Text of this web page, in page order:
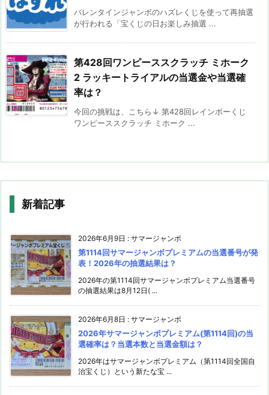
バレンタインジャンボのハズレくじを使って再抽選
が行われる「宝くじの日お楽しみ抽選 ...
第428回ワンピーススクラッチ ミホーク
2 ラッキートライアルの当選金や当選確
率は？
今回の挑戦は、こちら↓ 第428回レインボーくじ
ワンピーススクラッチ ミホーク ...
新着記事
2026年6月9日 : サマージャンボ
第1114回サマージャンボプレミアムの当選番号が発
表！2026年の抽選結果は？
2026年の第1114回サマージャンボプレミアム当選番号
の抽選結果は8月12日( ...
2026年6月8日 : サマージャンボ
2026年サマージャンボプレミアム(第1114回)の当
選確率は？当選本数と当選金額は？
2026年はサマージャンボプレミアム（第1114回全国自
治宝くじ）という新たな宝 ...